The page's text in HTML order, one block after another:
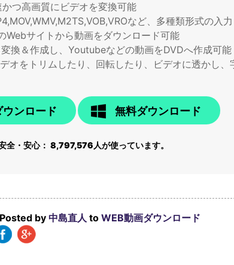
つ高画質にビデオを変換可能
など、多種類形式の入
Webサイトから動画をダウンロード可能
換＆作成し、Youtubeなどの動画をDVDへ作成可能
オをトリムしたり、回転したり、ビデオに透かし、
ウンロード 無料ダウンロード
全・安心：8,797,576 人が使っています。
by中島直人 to WEB動画ダウンロード